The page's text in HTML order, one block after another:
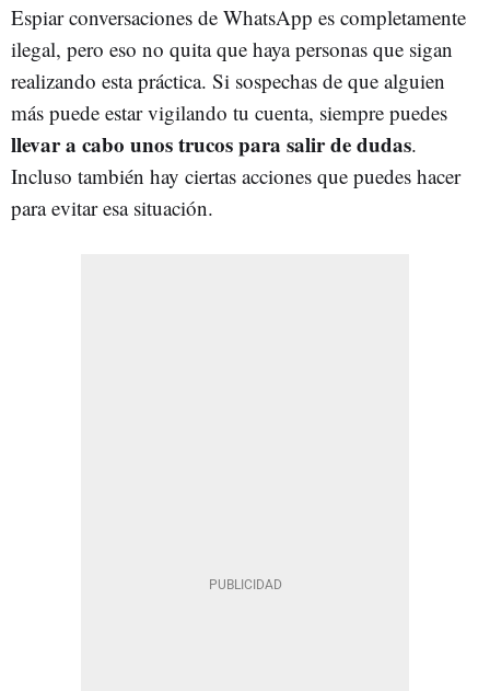
Espiar conversaciones de WhatsApp es completamente
ilegal, pero eso no quita que haya personas que sigan
realizando esta práctica. Si sospechas de que alguien
más puede estar vigilando tu cuenta, siempre puedes
llevar a cabo unos trucos para salir de dudas.
Incluso también hay ciertas acciones que puedes hacer
para evitar esa situación.